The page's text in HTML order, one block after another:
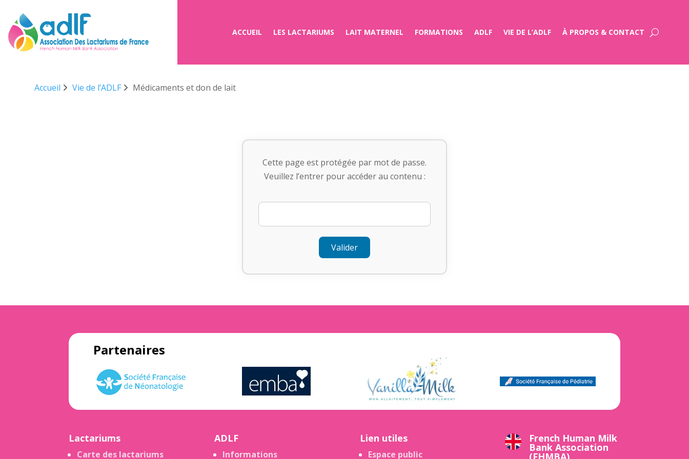
ACCUEIL LES LACTARIUMS LAIT MATERNEL FORMATIONS ADLF VIE DE L’ADLF À PROPOS & CONTACT
Accueil Vie de l’ADLF Médicaments et don de lait
Cette page est protégée par mot de passe.
Veuillez l’entrer pour accéder au contenu :
Valider
Partenaires
Lactariums
Carte des lactariums
ADLF
Informations
Lien utiles
Espace public
French Human Milk
Bank Association
(FHMBA)